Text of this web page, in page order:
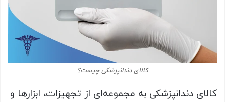
کالای دندانپزشکی چیست؟
کالای دندانپزشکی به مجموعه‌ای از تجهیزات، ابزارها و